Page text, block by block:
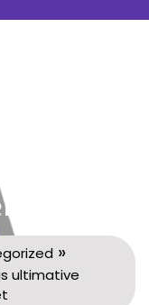
Set
»
ultimative